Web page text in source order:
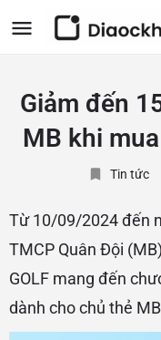
Giảm đến
MB khi
Tin tức
Từ 10/09/2024 đến
TMCP Quân Đội
GOLF mang đến
dành cho chủ thẻ